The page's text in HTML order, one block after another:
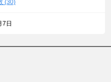
(30)
7日